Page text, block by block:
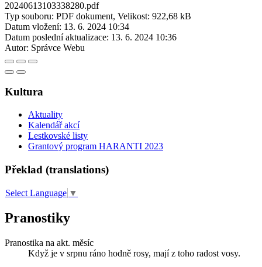
20240613103338280.pdf
Typ souboru: PDF dokument, Velikost: 922,68 kB
Datum vložení: 13. 6. 2024 10:34
Datum poslední aktualizace: 13. 6. 2024 10:36
Autor: Správce Webu
Kultura
Aktuality
Kalendář akcí
Lestkovské listy
Grantový program HARANTI 2023
Překlad (translations)
Select Language ▼
Pranostiky
Pranostika na akt. měsíc
Když je v srpnu ráno hodně rosy, mají z toho radost vosy.